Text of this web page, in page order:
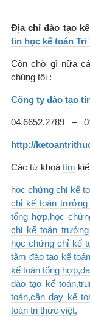
Địa chỉ đào tạo
tin học kế toán Tri
Còn chờ gì nữa
chúng tôi :
Công ty đào tạo
04.6652.2789 –
http://
Các từ khoá tìm
học chứng chỉ kế
chỉ kế toán
tổng hợp,học
chỉ kế toán
học chứng chỉ kế
tâm đào tạo kế
kế toán tổng
đào tạo kế
toán,cần dạy kế
toán tri thức việt,